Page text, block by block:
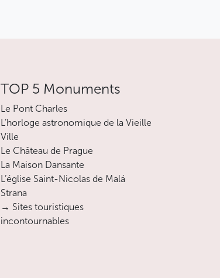
TOP 5 Monuments
Le Pont Charles
L’horloge astronomique de la Vieille
Ville
Le Château de Prague
La Maison Dansante
L’église Saint-Nicolas de Malá
Strana
→ Sites touristiques
incontournables